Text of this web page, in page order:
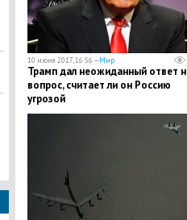
10 июня 2017, 16:56 —Мир
Трамп дал неожиданный ответ
вопрос, считает ли он Россию
угрозой